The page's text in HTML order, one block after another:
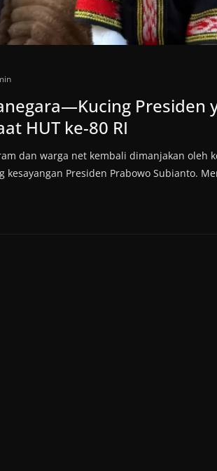
Presiden
HUT ke-80 RI
dan warga net kembali dimanjakan oleh
kesayangan Presiden Prabowo Subianto.